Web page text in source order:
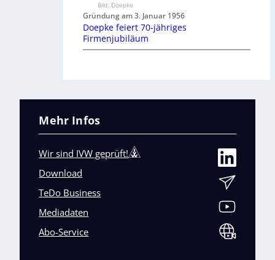
Bild: Doepke
Gründung am 3. Januar 1956
Doepke feiert 70-jähriges
Firmenjubiläum
Mehr Infos
Wir sind IVW geprüft!
Download
TeDo Business
Mediadaten
Abo-Service